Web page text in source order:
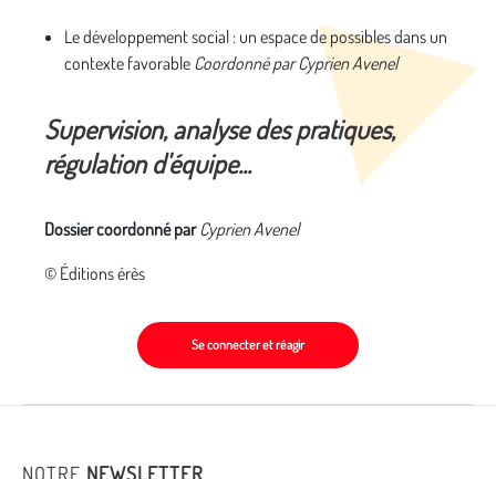
Le développement social : un espace de possibles dans un
contexte favorable Coordonné par Cyprien Avenel
Supervision, analyse des pratiques,
régulation d'équipe...
Dossier coordonné parCyprien Avenel
© Éditions érès
Se connecter et réagir
NOTRE NEWSLETTER